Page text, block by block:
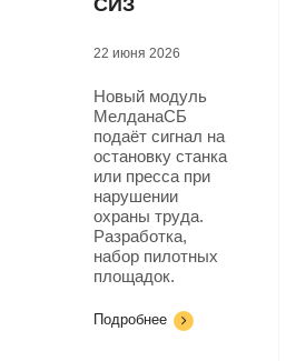
СИЗ
22 июня 2026
Новый модуль
МелданаСБ
подаёт сигнал на
остановку станка
или пресса при
нарушении
охраны труда.
Разработка,
набор пилотных
площадок.
Подробнее